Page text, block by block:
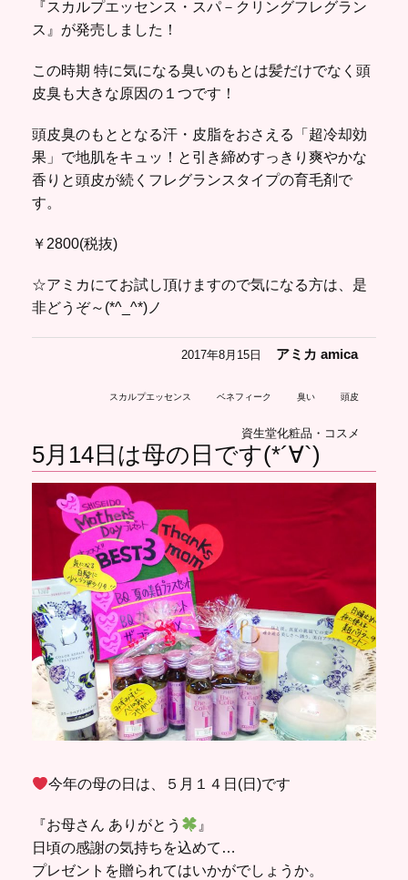
『スカルプエッセンス・スパ－クリングフレグラン
ス』が発売しました！
この時期 特に気になる臭いのもとは髪だけでなく頭
皮臭も大きな原因の１つです！
頭皮臭のもととなる汗・皮脂をおさえる「超冷却効
果」で地肌をキュッ！と引き締めすっきり爽やかな
香りと頭皮が続くフレグランスタイプの育毛剤で
す。
￥2800(税抜)
☆アミカにてお試し頂けますので気になる方は、是
非どうぞ～(*^_^*)ノ
2017年8月15日 アミカ amica
スカルプエッセンス ベネフィーク 臭い 頭皮
資生堂化粧品・コスメ
5月14日は母の日です(*´∀`)
今年の母の日は、５月１４日(日)です
『お母さん ありがとう
』
日頃の感謝の気持ちを込めて…
プレゼントを贈られてはいかがでしょうか。